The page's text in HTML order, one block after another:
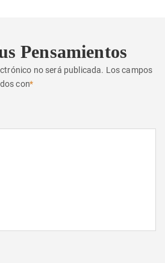
Pensamientos
no será publicada. Los campos
con*